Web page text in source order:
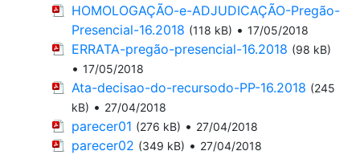
HOMOLOGAÇÃO-e-ADJUDICAÇÃO-Pregão-
Presencial-16.2018 (118 kB) • 17/05/2018
ERRATA-pregão-presencial-16.2018 (98 kB)
• 17/05/2018
Ata-decisao-do-recursodo-PP-16.2018 (245
kB) • 27/04/2018
parecer01 (276 kB) • 27/04/2018
parecer02 (349 kB) • 27/04/2018